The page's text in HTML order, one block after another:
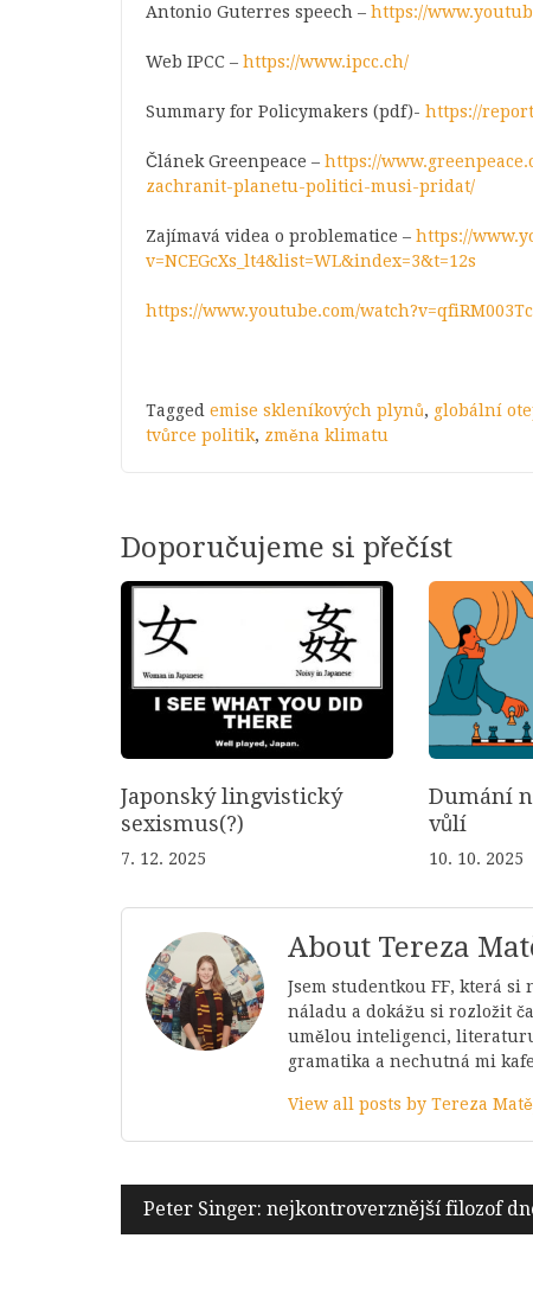
Antonio Guterres speech – https://
Web IPCC – https://www.ipcc.ch/
Summary for Policymakers (pdf)- https://
Článek Greenpeace – https://
zachranit-planetu-politici-musi-pridat/
Zajímavá videa o problematice – https://
v=NCEGcXs_lt4&list=WL&index=3&t=12s
https://www.youtube.com/
Tagged emise skleníkových plynů, globální
tvůrce politik, změna klimatu
Doporučujeme si přečíst
Japonský lingvistický
sexismus(?)
7. 12. 2025
Dumání
vůlí
10. 10. 2025
About Tereza
Jsem studentkou FF, která
náladu a dokážu si rozložit
umělou inteligenci, literaturu
gramatika a nechutná mi
View all posts by Tereza
Navigace
pro
Peter Singer: nejkontroverznější filozof